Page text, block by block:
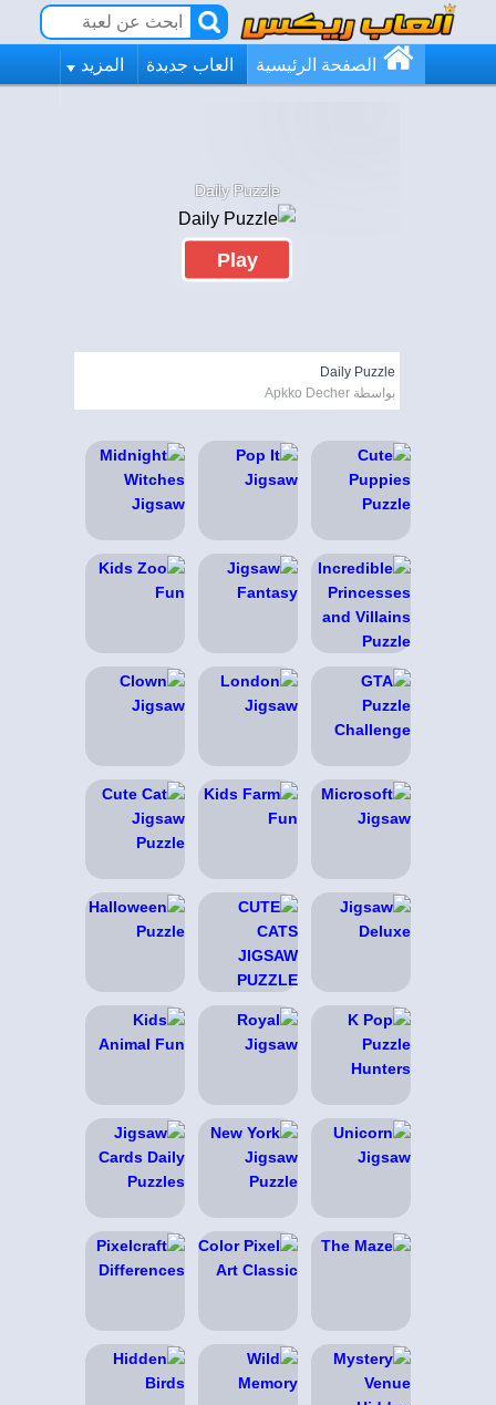
الصفحة الرئيسية العاب جديدة المزيد
Daily Puzzle
Play
Daily Puzzle
بواسطة Apkko Decher